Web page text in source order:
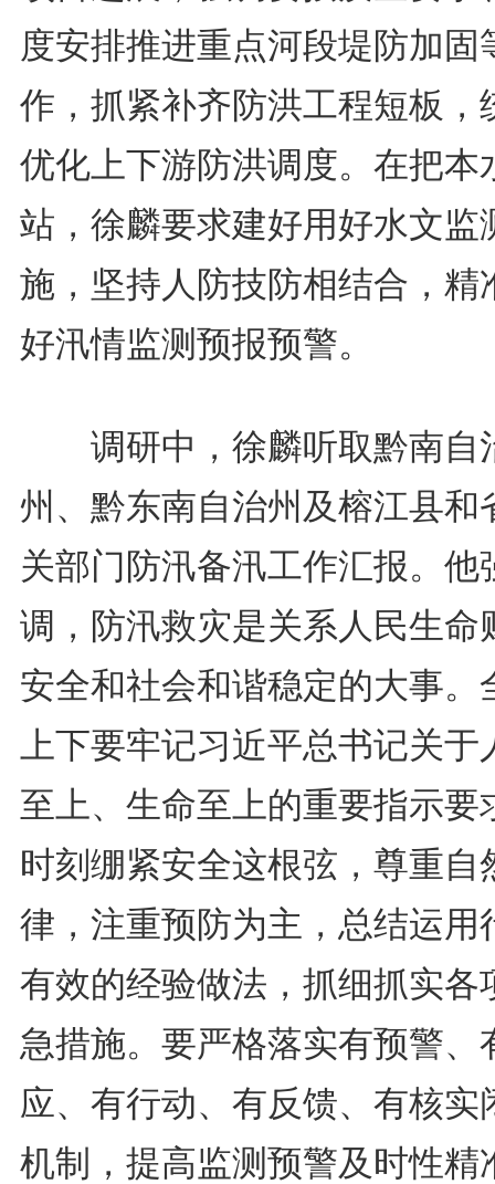
度安排推进重点河段堤防加固
作，抓紧补齐防洪工程短板，
优化上下游防洪调度。在把本
站，徐麟要求建好用好水文监
施，坚持人防技防相结合，精
好汛情监测预报预警。
调研中，徐麟听取黔南自
州、黔东南自治州及榕江县和
关部门防汛备汛工作汇报。他
调，防汛救灾是关系人民生命
安全和社会和谐稳定的大事。
上下要牢记习近平总书记关于
至上、生命至上的重要指示要
时刻绷紧安全这根弦，尊重自
律，注重预防为主，总结运用
有效的经验做法，抓细抓实各
急措施。要严格落实有预警、
应、有行动、有反馈、有核实
机制，提高监测预警及时性精